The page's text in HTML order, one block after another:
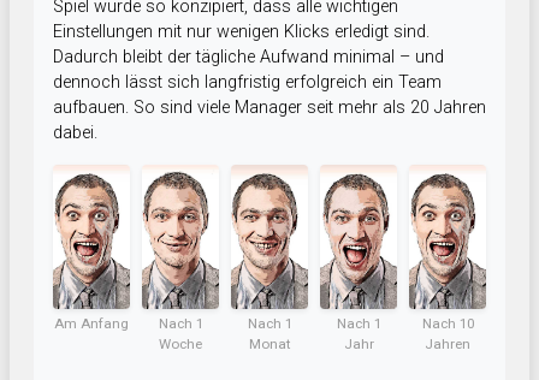
Spiel wurde so konzipiert, dass alle wichtigen
Einstellungen mit nur wenigen Klicks erledigt sind.
Dadurch bleibt der tägliche Aufwand minimal – und
dennoch lässt sich langfristig erfolgreich ein Team
aufbauen. So sind viele Manager seit mehr als 20 Jahren
dabei.
Am Anfang
Nach 1
Woche
Nach 1
Monat
Nach 1
Jahr
Nach 10
Jahren